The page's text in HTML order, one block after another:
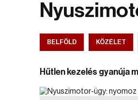
BELFÖLD KÖZÉLET
Hűtlen kezelés gyanúja